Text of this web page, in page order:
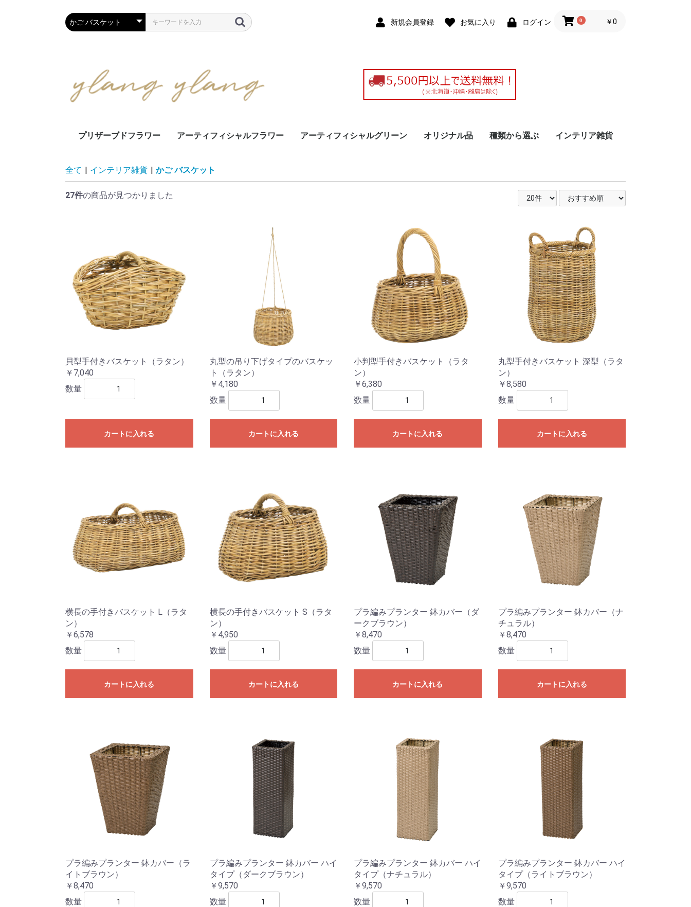
新規会員登録 お気に入り ログイン 0 ￥0
プリザーブドフラワー アーティフィシャルフラワー アーティフィシャルグリーン オリジナル品 種類から選ぶ インテリア雑貨
全て | インテリア雑貨 | かご バスケット
27件の商品が見つかりました
貝型手付きバスケット（ラタン）
￥7,040
数量
カートに入れる
丸型の吊り下げタイプのバスケッ
ト（ラタン）
￥4,180
数量
カートに入れる
小判型手付きバスケット（ラタ
ン）
￥6,380
数量
カートに入れる
丸型手付きバスケット 深型（ラタ
ン）
￥8,580
数量
カートに入れる
横長の手付きバスケット L（ラタ
ン）
￥6,578
数量
カートに入れる
横長の手付きバスケット S（ラタ
ン）
￥4,950
数量
カートに入れる
プラ編みプランター 鉢カバー（ダ
ークブラウン）
￥8,470
数量
カートに入れる
プラ編みプランター 鉢カバー（ナ
チュラル）
￥8,470
数量
カートに入れる
プラ編みプランター 鉢カバー（ラ
イトブラウン）
￥8,470
数量
プラ編みプランター 鉢カバー ハイ
タイプ（ダークブラウン）
￥9,570
数量
プラ編みプランター 鉢カバー ハイ
タイプ（ナチュラル）
￥9,570
数量
プラ編みプランター 鉢カバー ハイ
タイプ（ライトブラウン）
￥9,570
数量